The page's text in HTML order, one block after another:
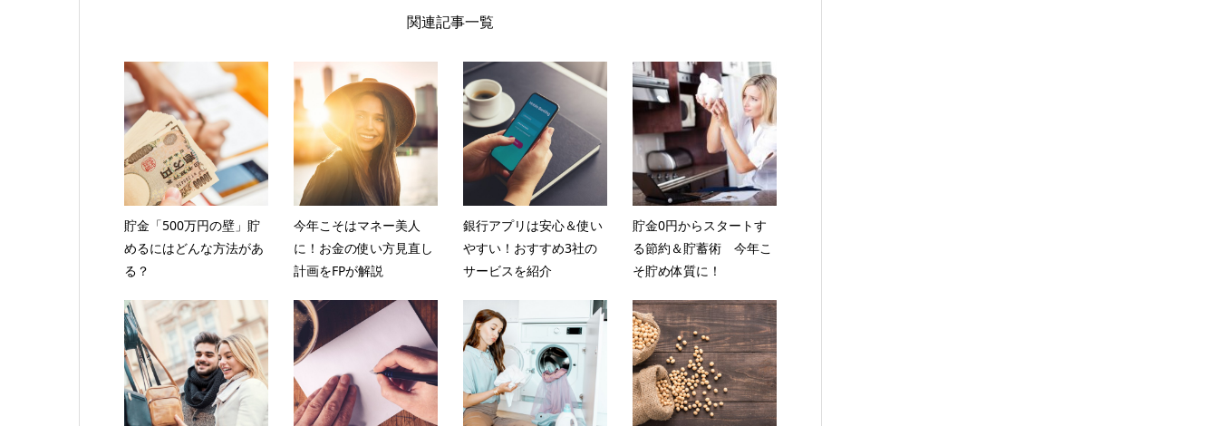
関連記事一覧
貯金「500万円の壁」貯
めるにはどんな方法があ
る？
今年こそはマネー美人
に！お金の使い方見直し
計画をFPが解説
銀行アプリは安心＆使い
やすい！おすすめ3社の
サービスを紹介
貯金0円からスタートす
る節約＆貯蓄術 今年こ
そ貯め体質に！